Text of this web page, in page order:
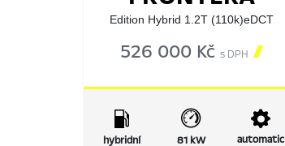
Edition Hybrid 1.2T (110k)eDCT
526 000 Kč s DPH 
hybridní 81 kW automatic